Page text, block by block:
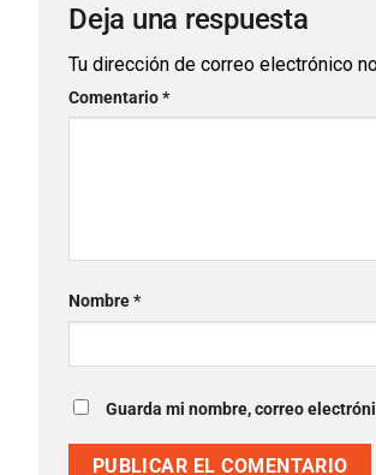
Deja una respuesta
Tu dirección de correo electrónico
Comentario*
Nombre*
Guarda mi nombre, correo